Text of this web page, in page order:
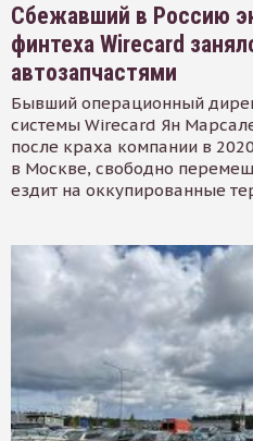
Сбежавший в Россию
финтеха Wirecard
автозапчастями
Бывший операционный
системы Wirecard Ян
после краха компании в
в Москве, свободно
ездит на оккупированные